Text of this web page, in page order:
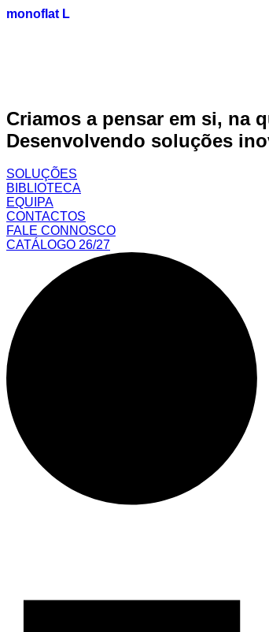
monoflat L
Criamos a pensar em si, na
Desenvolvendo soluções
SOLUÇÕES
BIBLIOTECA
EQUIPA
CONTACTOS
FALE CONNOSCO
CATÁLOGO 26/27